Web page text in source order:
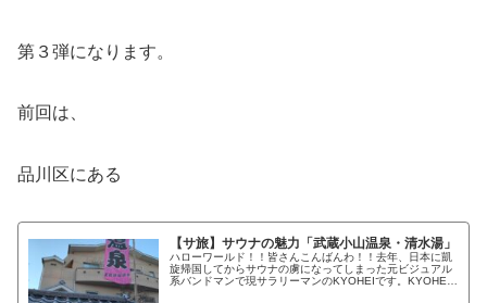
第３弾になります。
前回は、
品川区にある
【サ旅】サウナの魅力「武蔵小山温泉・清水湯」
ハローワールド！！皆さんこんばんわ！！去年、日本に凱
旋帰国してからサウナの虜になってしまった元ビジュアル
系バンドマンで現サラリーマンのKYOHEIです。KYOHEI